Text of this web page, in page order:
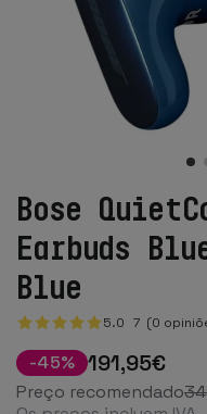
Bose
Earbuds
Blue
5.0 7 (0
-45% 191,95€
Preço recomendado